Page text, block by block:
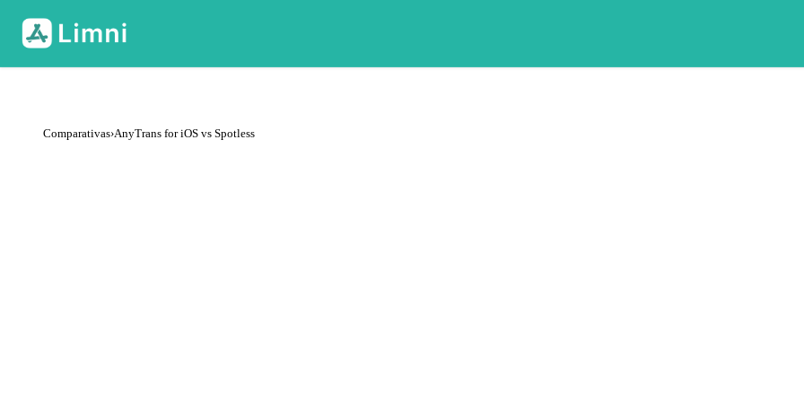
Comparativas›AnyTrans for iOS vs Spotless